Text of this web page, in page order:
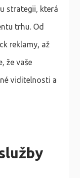
strategii, která
trhu. Od
reklamy, až
že vaše
viditelnosti a